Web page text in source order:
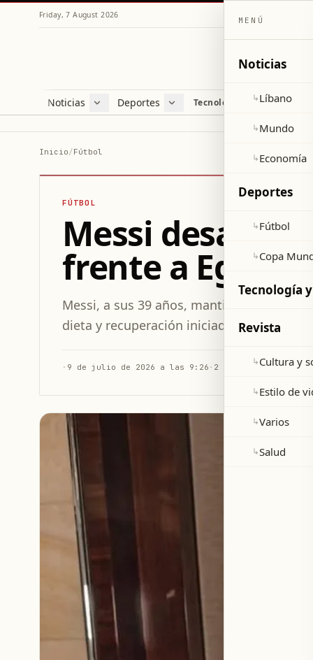
Friday, 7 August 2026
Noticias
Líbano
Deportes
Fútbol
Tecnología y ciencia
Inicio/Fútbol
FÚTBOL
Messi desafía
frente a Egipto
Messi, a sus 39 años, mantiene un
dieta y recuperación iniciados en 2014.
· 9 de julio de 2026 a las 9:26 · 2 min de lectura
MENÚ
Noticias
↳Líbano
↳Mundo
↳Economía
Deportes
↳Fútbol
↳Copa
Tecnología y
Revista
↳Cultura y
↳Estilo de
↳Varios
↳Salud